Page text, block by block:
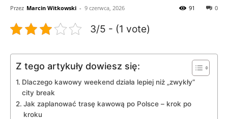
Przez Marcin Witkowski - 9 czerwca, 2026 0
91
3/5 - (1 vote)
Z tego artykuły dowiesz się:
Dlaczego kawowy weekend działa lepiej niż „zwykły”
city break
Jak zaplanować trasę kawową po Polsce – krok po
kroku